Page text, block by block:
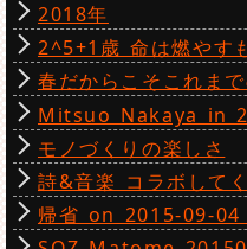
2018年
2^5+1歳 命は燃やす
春だからこそこれま
Mitsuo Nakaya in
モノづくりの楽しさ
詩&音楽 コラボしてく
帰省 on 2015-09-